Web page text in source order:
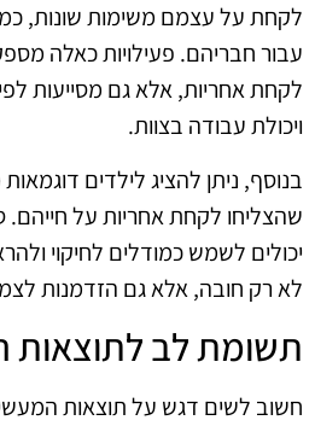
לקחת על עצמם משימות שונות, כמו
עבור חבריהם. פעילויות כאלה
לקחת אחריות, אלא גם מסייעות
ויכולת עבודה בצוות.
בנוסף, ניתן להציג לילדים
שהצליחו לקחת אחריות על חייהם.
יכולים לשמש כמודלים לחיקוי
לא רק חובה, אלא גם הזדמנות
תשומת לב לתוצאות
חשוב לשים דגש על תוצאות